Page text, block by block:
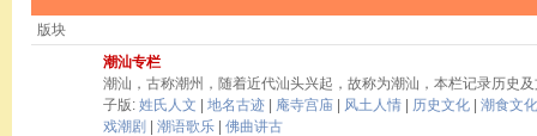
版块
潮汕专栏
潮汕，古称潮州，随着近代汕头兴起，故称为潮汕，本栏记录历史
子版: 姓氏人文 地名古迹 庵寺宫庙 风土人情 历史文化
潮食文化
戏潮剧
潮语歌乐
佛曲讲古